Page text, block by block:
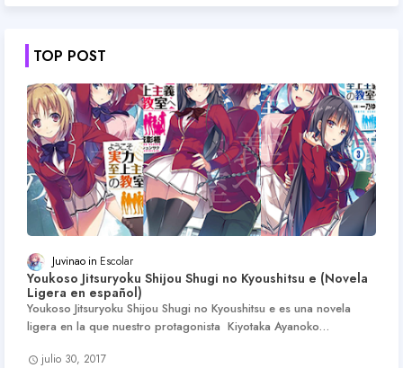
TOP POST
Juvinao Escolar
Youkoso Jitsuryoku Shijou Shugi no Kyoushitsu e (Novela
Ligera en español)
Youkoso Jitsuryoku Shijou Shugi no Kyoushitsu e es una novela
ligera en la que nuestro protagonista Kiyotaka Ayanoko…
julio 30, 2017